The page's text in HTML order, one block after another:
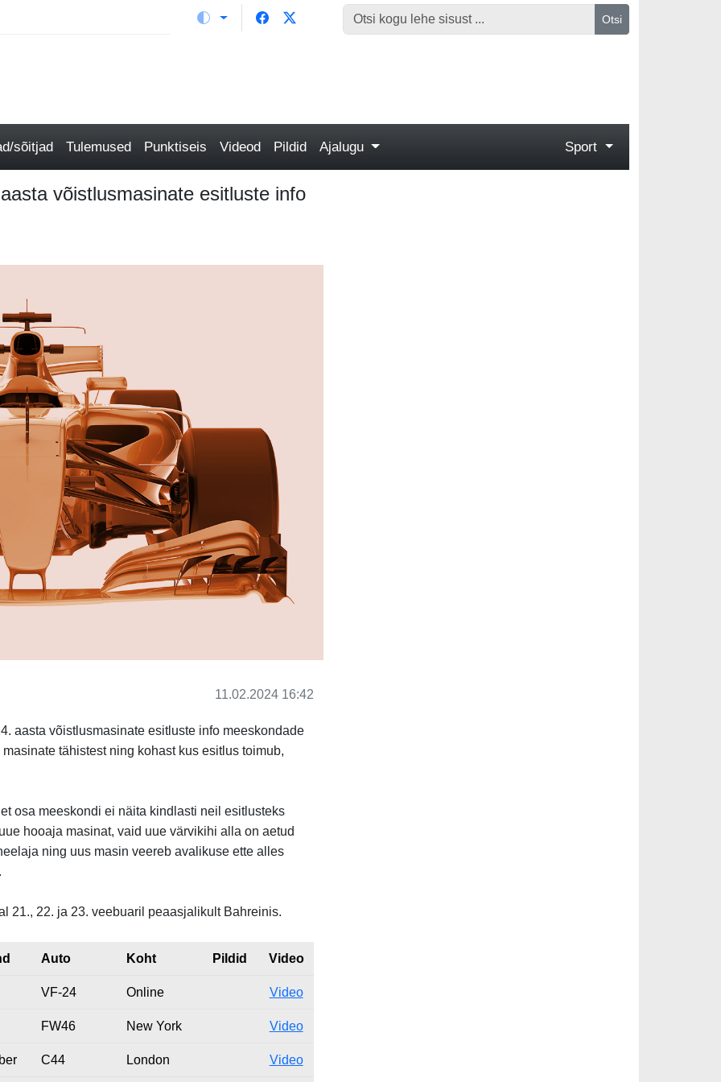
Otsi
sõitjad Tulemused Punktiseis Videod Pildid Ajalugu Sport
võistlusmasinate esitluste info
11.02.2024 16:42
aasta võistlusmasinate esitluste info meeskondade
tähistest ning kohast kus esitlus toimub,
osa meeskondi ei näita kindlasti neil esitlusteks
hooaja masinat, vaid uue värvikihi alla on aetud
ning uus masin veereb avalikuse ette alles
21., 22. ja 23. veebuaril peaasjalikult Bahreinis.
Auto Koht Pildid Video
VF-24 Online Video
FW46 New York Video
C44 London Video